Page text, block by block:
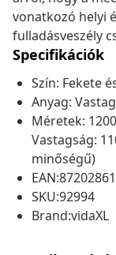
vonatkozó helyi
fulladásveszély
Specifikációk
Szín: Fekete
Anyag:
Méretek:
Vastagság:
minőségű)
SKU:92994
Brand:vidaXL